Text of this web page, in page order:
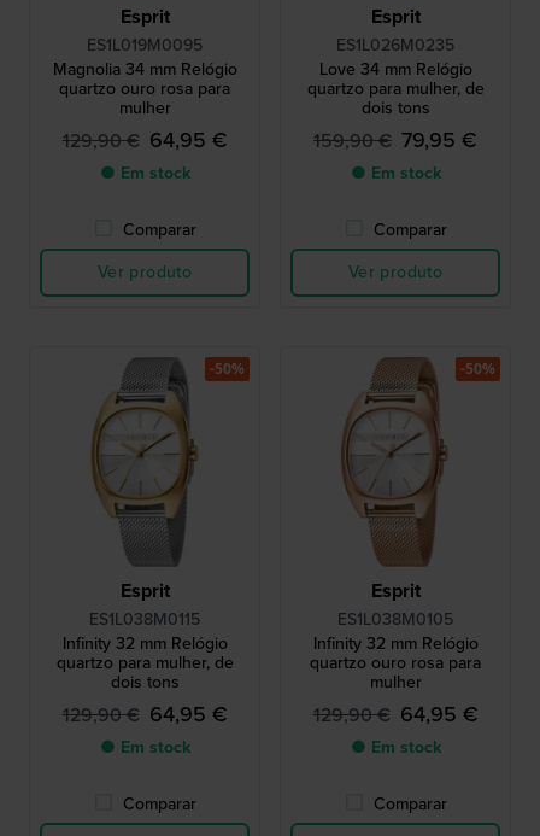
Esprit
ES1L019M0095
Magnolia 34 mm Relógio
quartzo ouro rosa para
mulher
129,90 € 64,95 €
● Em stock
Comparar
Ver produto
Esprit
ES1L026M0235
Love 34 mm Relógio
quartzo para mulher, de
dois tons
159,90 € 79,95 €
● Em stock
Comparar
Ver produto
Esprit
ES1L038M0115
Infinity 32 mm Relógio
quartzo para mulher, de
dois tons
129,90 € 64,95 €
● Em stock
Comparar
-50%
Esprit
ES1L038M0105
Infinity 32 mm Relógio
quartzo ouro rosa para
mulher
129,90 € 64,95 €
● Em stock
Comparar
-50%